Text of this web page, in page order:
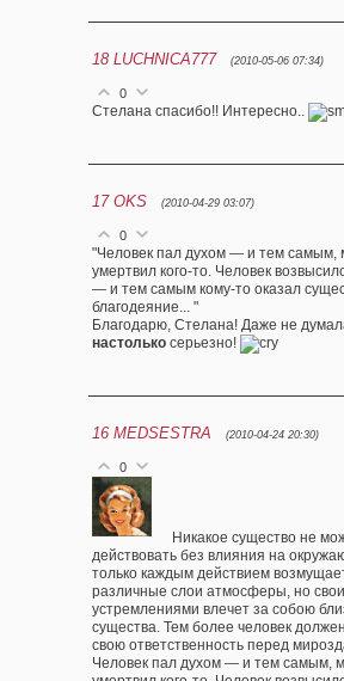
18 LUCHNICA777 (2010-05-06 07:34)
0
Стелана спасибо!! Интересно..
17 OKS (2010-04-29 03:07)
0
"Человек пал духом — и тем самым,
умертвил кого-то. Человек
— и тем самым кому-то оказал
благодеяние... "
Благодарю, Стелана! Даже не
настолько серьезно!
16 MEDSESTRA (2010-04-24 20:30)
0
Никакое существо не
действовать без влияния на
только каждым действием
различные слои атмосферы, но
устремлениями влечет за собою
существа. Тем более человек
свою ответственность перед
Человек пал духом — и тем самым,